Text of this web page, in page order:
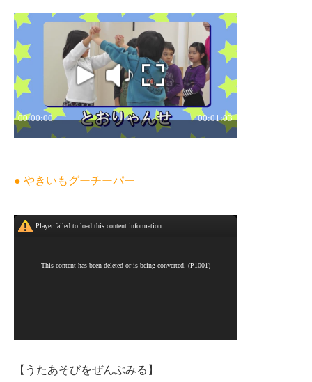
● やきいもグーチーパー
【うたあそびをぜんぶみる】